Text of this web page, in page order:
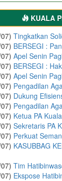
KUALA
Tingkatkan
BERSEGI :
Apel Senin
BERSEGI :
Apel Senin
Pengadilan
Dukung
Pengadilan
Ketua PA
Sekretaris PA
Perkuat
KASUBBAG
Tim
Ekspose